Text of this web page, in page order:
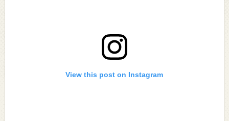
View this post on Instagram